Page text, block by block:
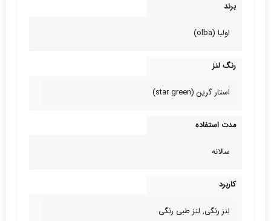
برند
اولبا (olba)
رنگ لنز
استار گرین (star green)
مدت استفاده
سالانه
کاربرد
لنز رنگی, لنز طبی‌ رنگی